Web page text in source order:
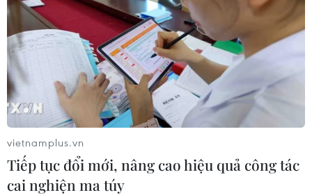
vietnamplus.vn
Tiếp tục đổi mới, nâng cao hiệu quả công tác
cai nghiện ma túy